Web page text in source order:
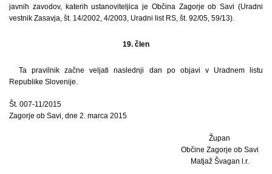
javnih zavodov, katerih ustanoviteljica je Občina Zagorje ob Savi (Uradni
vestnik Zasavja, št. 14/2002, 4/2003, Uradni list RS, št. 92/05, 59/13).
19. člen
Ta pravilnik začne veljati naslednji dan po objavi v Uradnem listu
Republike Slovenije.
Št. 007-11/2015
Zagorje ob Savi, dne 2. marca 2015
Župan
Občine Zagorje ob Savi
Matjaž Švagan l.r.